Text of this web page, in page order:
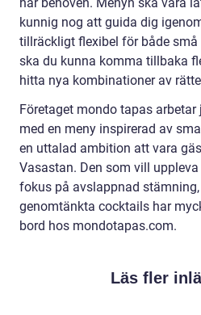
kunnig nog att guida dig
tillräckligt flexibel för både
ska du kunna komma tillbaka
hitta nya kombinationer av
Företaget mondo tapas
med en meny inspirerad av
en uttalad ambition att vara
Vasastan. Den som vill
fokus på avslappnad
genomtänkta cocktails har
bord hos mondotapas.com.
Läs fler